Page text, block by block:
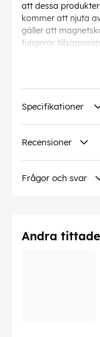
att dessa
kommer att njuta
gäller att
fungerar
Specifikationer
Recensioner
Frågor och svar
Andra